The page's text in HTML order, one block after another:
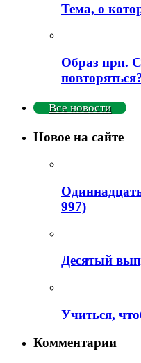
Тема, о
Образ прп.
Все новости
Новое на сайте
997)
Деcятый
Учиться,
Комментарии